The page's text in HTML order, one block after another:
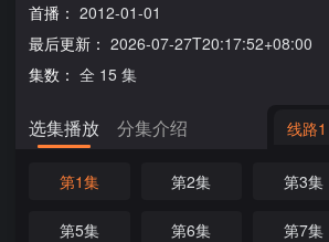
首播： 2012-01-01
最后更新： 2026-07-27T20:17:52+08:00
集数： 全 15 集
选集播放 分集介绍 线路1
第1集 第2集 第3集
第5集 第6集 第7集